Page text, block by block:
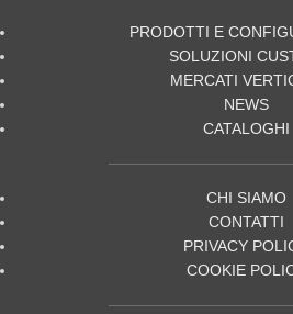
PRODOTTI E
SOLUZIONI
MERCATI
NEWS
CATALOGHI
CHI SIAMO
CONTATTI
PRIVACY
COOKIE